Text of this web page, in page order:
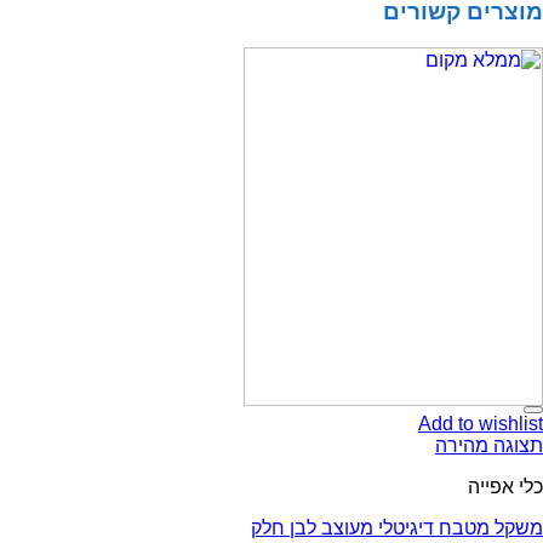
קשורים
Add
דיגיטלי מעוצב לבן חלק